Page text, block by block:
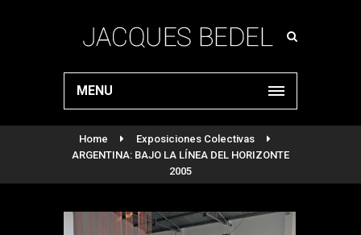
MENU
Home
Exposiciones Colectivas
ARGENTINA: BAJO LA LÍNEA DEL HORIZONTE
2005